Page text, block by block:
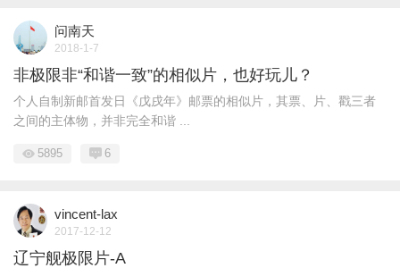
问南天
2018-1-7
非极限非“和谐一致”的相似片，也好玩儿？
个人自制新邮首发日《戊戌年》邮票的相似片，其票、片、戳三者
之间的主体物，并非完全和谐 ...
5895 6
vincent-lax
2017-12-12
辽宁舰极限片-A